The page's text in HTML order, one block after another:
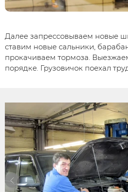
Далее запрессовываем новые
ставим новые сальники,
прокачиваем тормоза.
порядке. Грузовичок поехал